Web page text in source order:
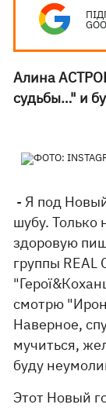
Алина
судьбы…" и
- Я под
шубу. Только
здоровую
группы
смотрю
Наверное,
мучиться,
буду
Этот Новый